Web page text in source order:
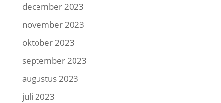
december 2023
november 2023
oktober 2023
september 2023
augustus 2023
juli 2023